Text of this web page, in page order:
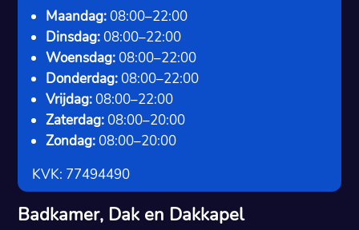
Maandag: 08:00–22:00
Dinsdag: 08:00–22:00
Woensdag: 08:00–22:00
Donderdag: 08:00–22:00
Vrijdag: 08:00–22:00
Zaterdag: 08:00–20:00
Zondag: 08:00–20:00
KVK: 77494490
Badkamer, Dak en Dakkapel